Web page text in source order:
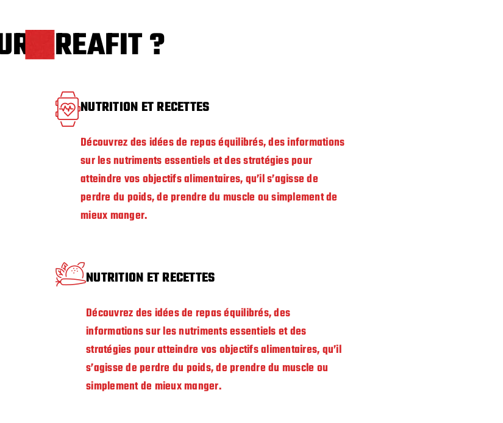
KREAFIT ?
NUTRITION ET RECETTES
Découvrez des idées de repas équilibrés, des informations
sur les nutriments essentiels et des stratégies pour
atteindre vos objectifs alimentaires, qu’il s’agisse de
perdre du poids, de prendre du muscle ou simplement de
mieux manger.
NUTRITION ET RECETTES
Découvrez des idées de repas équilibrés, des
informations sur les nutriments essentiels et des
stratégies pour atteindre vos objectifs alimentaires, qu’il
s’agisse de perdre du poids, de prendre du muscle ou
simplement de mieux manger.